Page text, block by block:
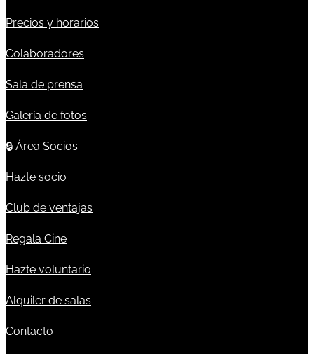
Precios y horarios
Colaboradores
Sala de prensa
Galería de fotos
🔒 Área Socios
Hazte socio
Club de ventajas
Regala Cine
Hazte voluntario
Alquiler de salas
Contacto